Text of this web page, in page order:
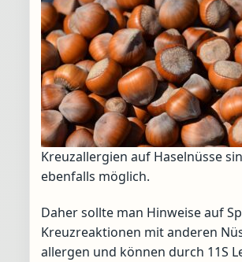
Kreuzallergien auf Haselnüsse
ebenfalls möglich.
Daher sollte man Hinweise auf
Kreuzreaktionen mit anderen
allergen und können durch 11S